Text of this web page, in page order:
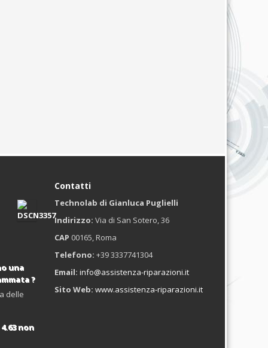
una
?
delle
non
Contatti
Technolab di Gianluca Puglielli
Indirizzo: Via di San Sotero, 36
CAP 00165, Roma
Telefono: +39 3337741304
Email: info@assistenza-riparazioni.it
Sito Web: www.assistenza-riparazioni.it